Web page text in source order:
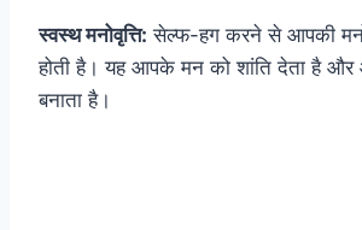
स्वस्थ मनोवृत्ति: सेल्फ-हग करने से आपकी
होती है। यह आपके मन को शांति देता है
बनाता है।